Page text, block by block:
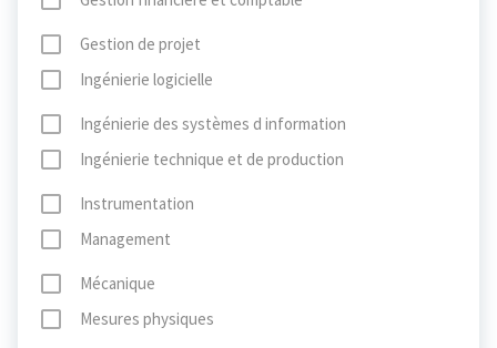
Gestion de projet
Ingénierie logicielle
Ingénierie des systèmes d information
Ingénierie technique et de production
Instrumentation
Management
Mécanique
Mesures physiques